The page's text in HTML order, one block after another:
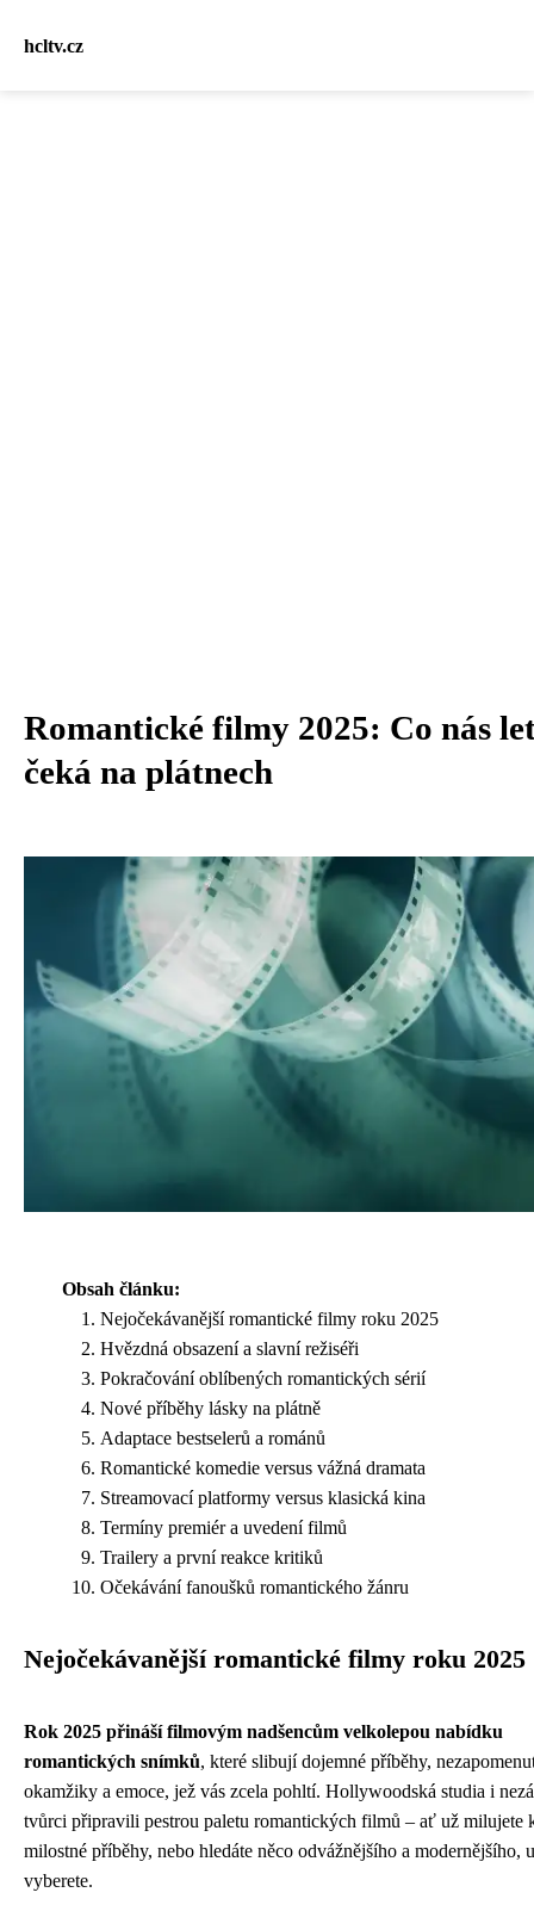
hcltv.cz
Romantické filmy 2025: Co nás
čeká na plátnech
Obsah článku:
Nejočekávanější romantické filmy roku 2025
Hvězdná obsazení a slavní režiséři
Pokračování oblíbených romantických sérií
Nové příběhy lásky na plátně
Adaptace bestselerů a románů
Romantické komedie versus vážná dramata
Streamovací platformy versus klasická kina
Termíny premiér a uvedení filmů
Trailery a první reakce kritiků
Očekávání fanoušků romantického žánru
Nejočekávanější romantické filmy roku 2025
Rok 2025 přináší filmovým nadšencům velkolepou nabídku
romantických snímků, které slibují dojemné příběhy,
okamžiky a emoce, jež vás zcela pohltí. Hollywoodská studia i
tvůrci připravili pestrou paletu romantických filmů – ať už milujete
milostné příběhy, nebo hledáte něco odvážnějšího a modernějšího,
vyberete.